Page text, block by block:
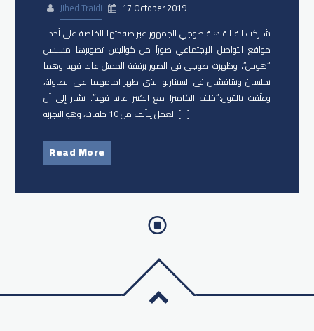
Jihed Traidi
17 October 2019
شاركت الفنانة ​هبة طوجي الجمهور عبر صفحتها الخاصة على أحد
مواقع التواصل الإجتماعي صوراً من كواليس تصويرها مسلسل
“هوس”. وظهرت طوجي في الصور برفقة الممثل ​عابد فهد وهما
يجلسان ويتناقشان في السيناريو الذي ظهر امامهما على الطاولة،
وعلّقت بالقول:”خلف الكاميرا مع الكبير عابد فهد”. يشار إلى أن
العمل يتألف من 10 حلقات، وهو التجربة […]
Read More